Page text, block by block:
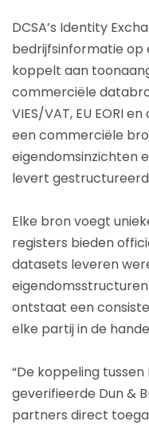
DCSA’s Identity
bedrijfsinformatie op
koppelt aan
commerciële
VIES/VAT, EU EORI
een commerciële
eigendomsinzichten
levert
Elke bron voegt
registers bieden
datasets leveren
ontstaat een
elke partij in de
“De koppeling
geverifieerde Dun &
partners direct